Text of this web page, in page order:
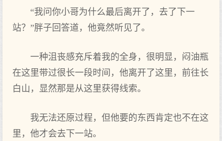
“我问你小哥为什么最后离开了，去了下一
站？”胖子回答道，他竟然听见了。
一种沮丧感充斥着我的全身，很明显，闷油瓶
在这里带过很长一段时间，他离开了这里，前往长
白山，显然那是从这里获得线索。
我无法还原过程，但他要的东西肯定也不在这
里，他才会去下一站。